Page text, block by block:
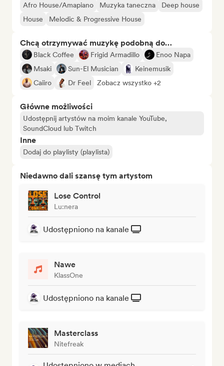
Afro House/Amapiano Muzyka taneczna
Deep house
House
Melodic & Progressive House
Chcą otrzymywać muzykę podobną do…
Black Coffee Frigid Armadillo
Enoo Napa
Msaki
Sun-El Musician
Keinemusik
Caiiro
Dr Feel Zobacz wszystko +2
Główne możliwości
Udostępnij artystów na moim kanale YouTube,
SoundCloud lub Twitch
Inne
Dodaj do playlisty (playlista)
Niedawno dali szansę tym artystom
Lose Control
Lu:nera
Udostępniono na kanale
Nawe
KlassOne
Udostępniono na kanale
Masterclass
Nitefreak